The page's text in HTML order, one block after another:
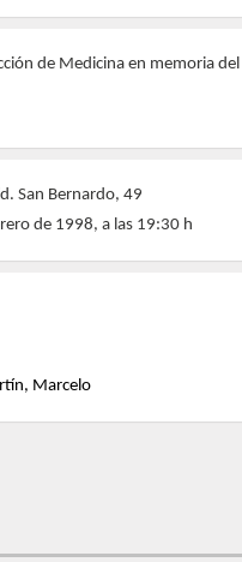
de Medicina en memoria
San Bernardo, 49
de 1998, a las 19:30 h
Marcelo